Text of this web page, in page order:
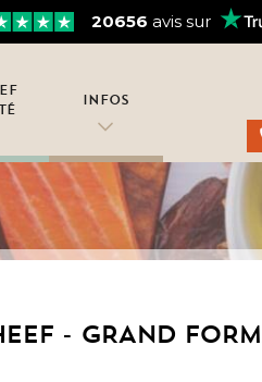
20656 avis sur
Infos
- GRAND